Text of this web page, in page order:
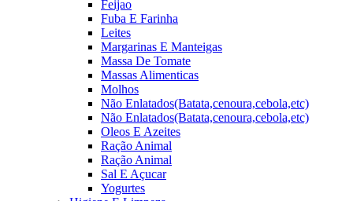
Feijao
Fuba E Farinha
Leites
Margarinas E Manteigas
Massa De Tomate
Massas Alimenticas
Molhos
Não Enlatados(Batata,cenoura,cebola,etc)
Não Enlatados(Batata,cenoura,cebola,etc)
Oleos E Azeites
Ração Animal
Ração Animal
Sal E Açucar
Yogurtes